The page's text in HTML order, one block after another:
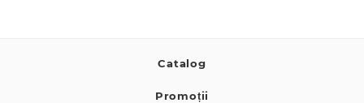
Catalog
Promoții